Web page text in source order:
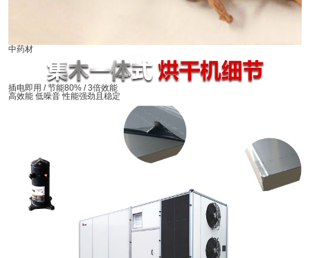
中药材
插电即用 / 节能80% / 3倍效能
高效能 低噪音 性能强劲且稳定